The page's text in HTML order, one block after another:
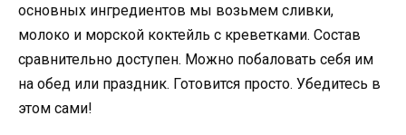
основных ингредиентов мы возьмем сливки,
молоко и морской коктейль с креветками. Состав
сравнительно доступен. Можно побаловать себя им
на обед или праздник. Готовится просто. Убедитесь в
этом сами!